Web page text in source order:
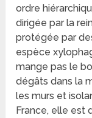
ordre
dirigée par la
protégée par
espèce
mange pas le
dégâts dans la
les murs et
France, elle est